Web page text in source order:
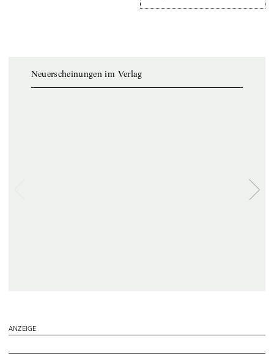
Neuerscheinungen im Verlag
ANZEIGE